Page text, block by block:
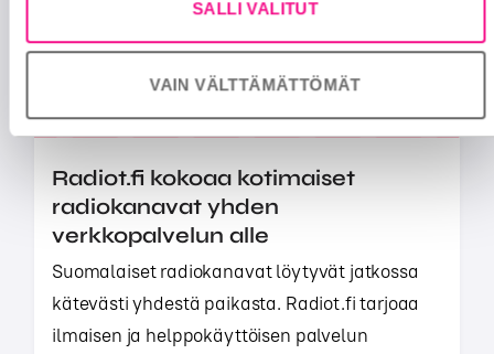
SALLI VALITUT
VAIN VÄLTTÄMÄTTÖMÄT
Radiot.fi kokoaa kotimaiset
radiokanavat yhden
verkkopalvelun alle
Suomalaiset radiokanavat löytyvät jatkossa
kätevästi yhdestä paikasta. Radiot.fi tarjoaa
ilmaisen ja helppokäyttöisen palvelun